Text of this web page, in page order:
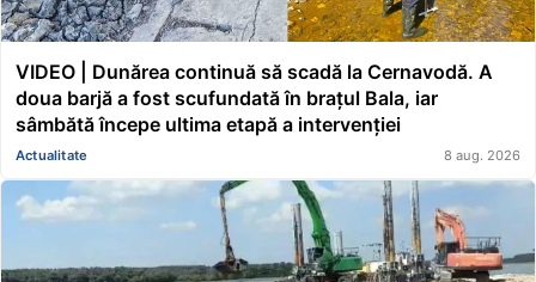
VIDEO | Dunărea continuă să scadă la Cernavodă. A
doua barjă a fost scufundată în brațul Bala, iar
sâmbătă începe ultima etapă a intervenției
Actualitate 8 aug. 2026